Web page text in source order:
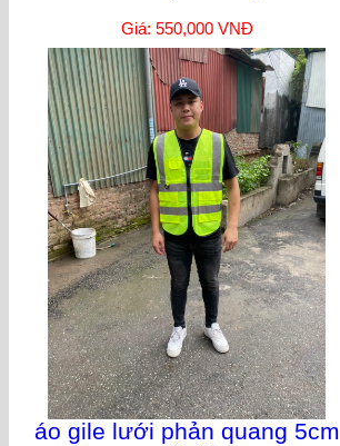
Giá: 550,000 VNĐ
áo gile lưới phản quang 5cm